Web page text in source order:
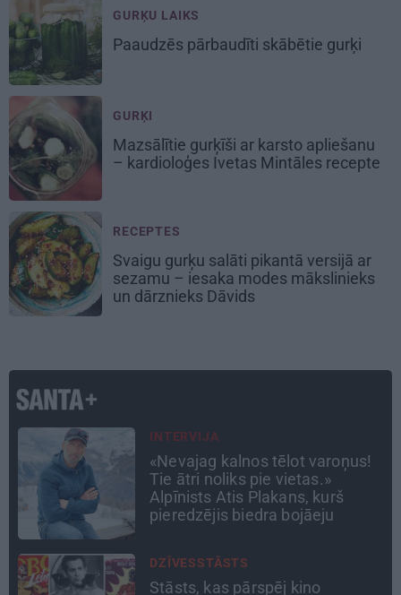
GURĶU LAIKS
Paaudzēs pārbaudīti skābētie gurķi
GURĶI
Mazsālītie gurķīši ar karsto apliešanu
– kardioloģes Ivetas Mintāles recepte
RECEPTES
Svaigu gurķu salāti pikantā versijā ar
sezamu – iesaka modes mākslinieks
un dārznieks Dāvids
TAVS ĀRSTS
«Manā kabinetā bijusi teju visa
Liepāja.» Ārste Ingrīda
Gardovska par vairāk nekā 50
gadiem medicīnā
CEĻOJUMA PLĀNS
Draudzeņu ceļojums bez